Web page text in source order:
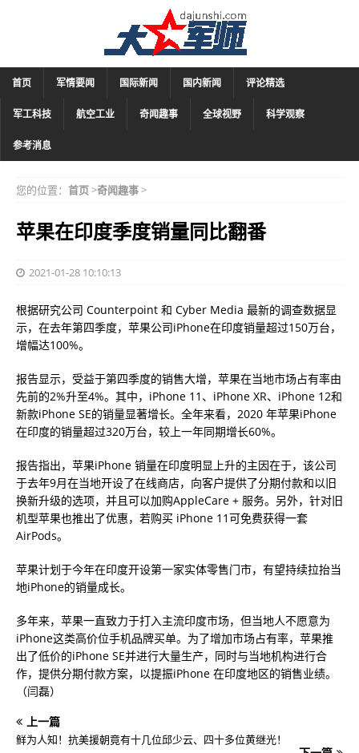
首页 军情要闻 国际新闻 国内新闻 评论精选
军工科技 航空工业 奇闻趣事 全球视野 科学观察
参考消息
您的位置： 首页>奇闻趣事>
苹果在印度季度销量同比翻番
2021-01-28 10:10:13
根据研究公司 Counterpoint 和 Cyber Media 最新的调查数据显
示，在去年第四季度，苹果公司iPhone在印度销量超过150万台，
增幅达100%。
报告显示，受益于第四季度的销售大增，苹果在当地市场占有率由
先前的2%升至4%。其中，iPhone 11、iPhone XR、iPhone 12和
新款iPhone SE的销量显著增长。全年来看，2020 年苹果iPhone
在印度的销量超过320万台，较上一年同期增长60%。
报告指出，苹果iPhone 销量在印度明显上升的主因在于，该公司
于去年9月在当地开设了在线商店，向客户提供了分期付款和以旧
换新升级的选项，并且可以加购AppleCare + 服务。另外，针对旧
机型苹果也推出了优惠，若购买 iPhone 11可免费获得一套
AirPods。
苹果计划于今年在印度开设第一家实体零售门市，有望持续拉抬当
地iPhone的销量成长。
多年来，苹果一直致力于打入主流印度市场，但当地人不愿意为
iPhone这类高价位手机品牌买单。为了增加市场占有率，苹果推
出了低价的iPhone SE并进行大量生产，同时与当地机构进行合
作，提供分期付款方案，以提振iPhone 在印度地区的销售业绩。
（闫磊）
上一篇
鲜为人知！抗美援朝竟有十几位邱少云、四十多位黄继光！